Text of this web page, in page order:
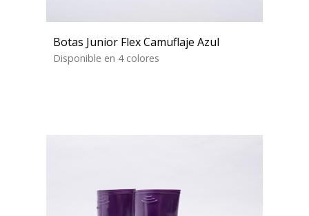
Botas Junior Flex Camuflaje Azul
Disponible en 4 colores